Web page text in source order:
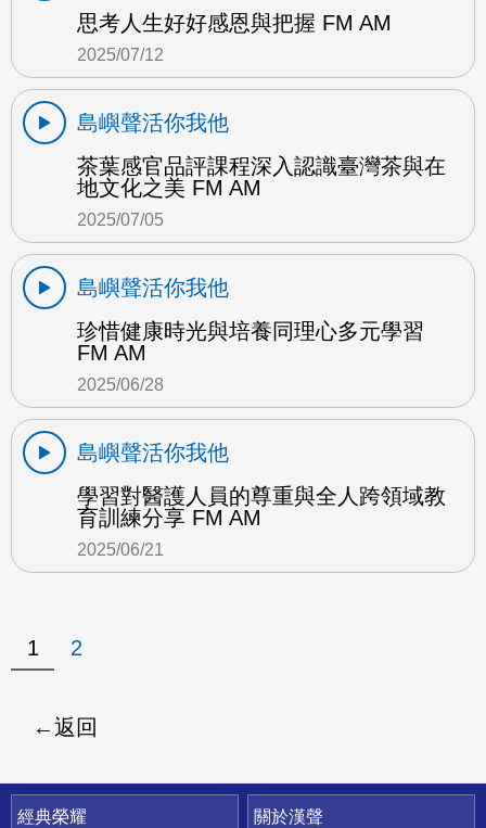
思考人生好好感恩與把握 FM AM
2025/07/12
島嶼聲活你我他
茶葉感官品評課程深入認識臺灣茶與在
地文化之美 FM AM
2025/07/05
島嶼聲活你我他
珍惜健康時光與培養同理心多元學習
FM AM
2025/06/28
島嶼聲活你我他
學習對醫護人員的尊重與全人跨領域教
育訓練分享 FM AM
2025/06/21
1 2
返回
快速連結
經典榮耀
關於漢聲